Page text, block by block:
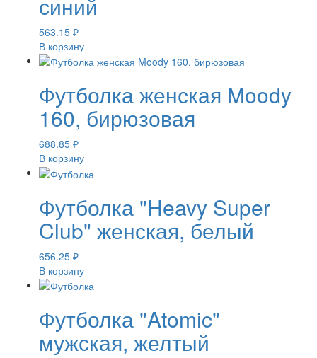
563.15 ₽
В корзину
Футболка женская Moody
160, бирюзовая
688.85 ₽
В корзину
Футболка "Heavy Super
Club" женская, белый
656.25 ₽
В корзину
Футболка "Atomic"
мужская, желтый